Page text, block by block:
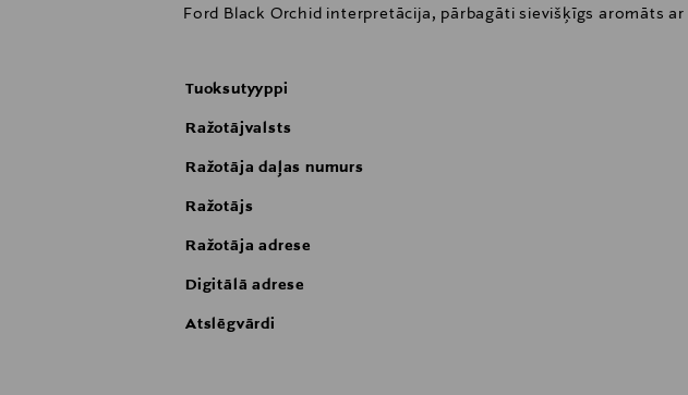
Ford Black Orchid interpretācija, pārbagāti sievišķīgs aromāts
Tuoksutyyppi
Ražotājvalsts
Ražotāja daļas numurs
Ražotājs
Ražotāja adrese
Digitālā adrese
Atslēgvārdi